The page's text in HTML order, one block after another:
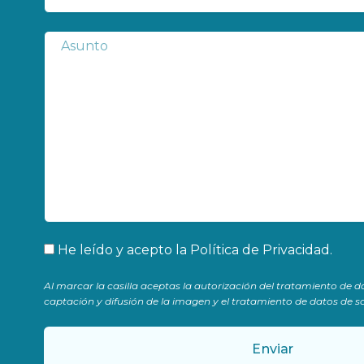
Subject
Aceptación
He leído y acepto la Política de Privacidad .
Al marcar la casilla aceptas la autorización del tratamiento de
captación y difusión de la imagen y el tratamiento de datos de
Enviar